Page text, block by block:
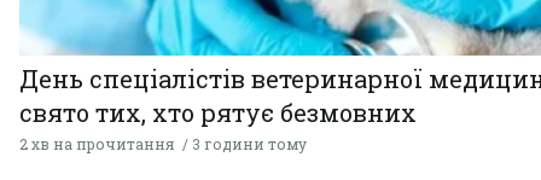
День спеціалістів ветеринарної
свято тих, хто рятує безмовних
2 хв на прочитання 3 години тому